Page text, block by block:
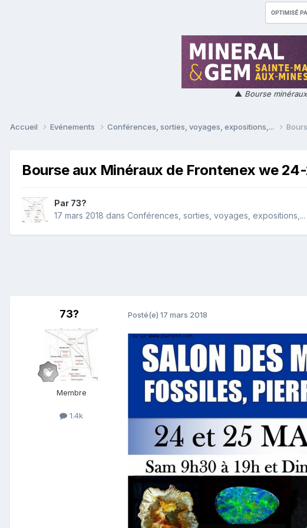
▲ Bourse
Accueil Evénements Conférences, sorties, voyages, expositions,...
Bourse aux Minéraux de Frontenex we
Par 73?
17 mars 2018 dans Conférences, sorties, voyages, expositions,...
73?
Membre
1.4k
Posté(e) 17 mars 2018